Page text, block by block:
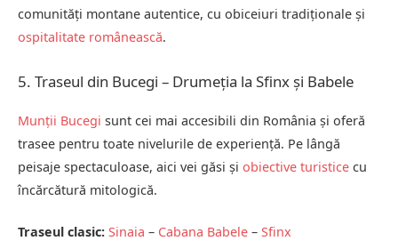
comunități montane autentice, cu obiceiuri tradiționale și
ospitalitate românească.
5. Traseul din Bucegi – Drumeția la Sfinx și Babele
Munții Bucegi sunt cei mai accesibili din România și oferă
trasee pentru toate nivelurile de experiență. Pe lângă
peisaje spectaculoase, aici vei găsi și obiective turistice cu
încărcătură mitologică.
Traseul clasic: Sinaia – Cabana Babele – Sfinx